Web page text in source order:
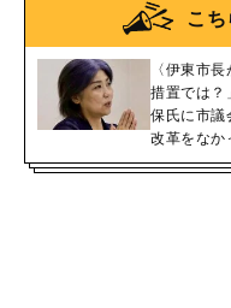
こ
〈伊東市
措置では？
保氏に市議
改革をなか